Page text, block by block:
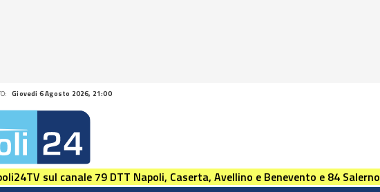
Giovedi 6 Agosto 2026, 21:00
sul canale 79 DTT Napoli, Caserta, Avellino e Benevento e 84 Salerno